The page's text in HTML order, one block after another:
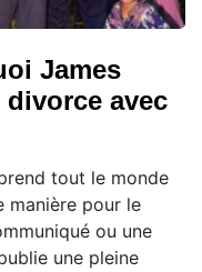
James
avec
tout le monde
manière pour le
ou une
une pleine